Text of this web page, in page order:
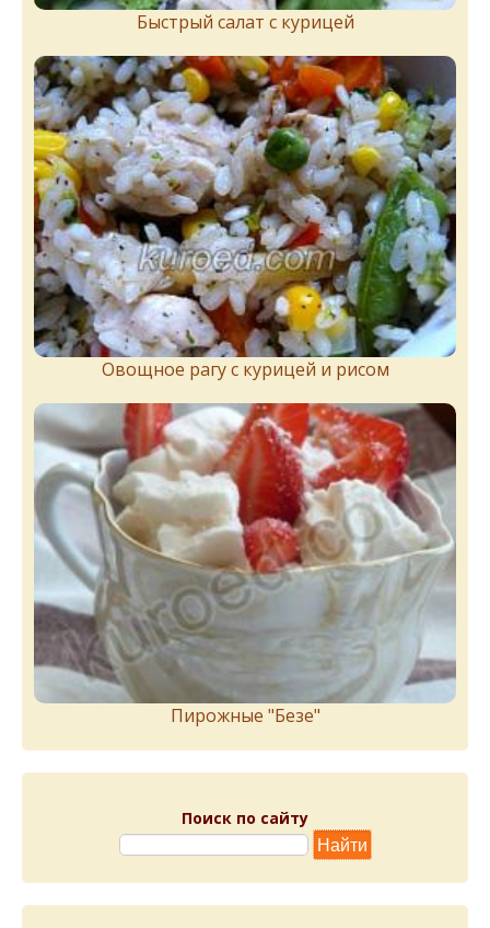
Быстрый салат с курицей
Овощное рагу с курицей и рисом
Пирожныe "Бeзe"
Поиск по сайту